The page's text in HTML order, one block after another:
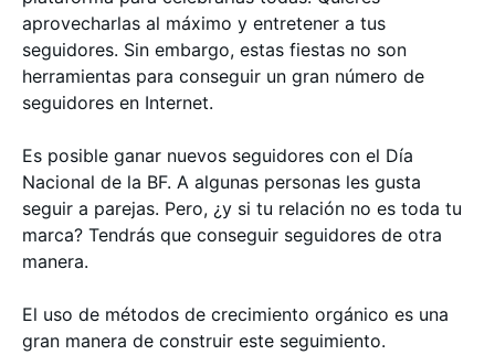
aprovecharlas al máximo y entretener a tus
seguidores. Sin embargo, estas fiestas no son
herramientas para conseguir un gran número de
seguidores en Internet.
Es posible ganar nuevos seguidores con el Día
Nacional de la BF. A algunas personas les gusta
seguir a parejas. Pero, ¿y si tu relación no es toda tu
marca? Tendrás que conseguir seguidores de otra
manera.
El uso de métodos de crecimiento orgánico es una
gran manera de construir este seguimiento.